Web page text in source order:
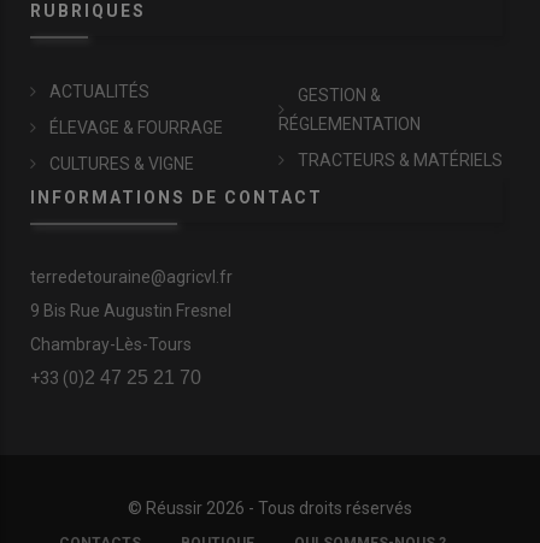
RUBRIQUES
ACTUALITÉS
ÉLEVAGE & FOURRAGE
CULTURES & VIGNE
GESTION &
RÉGLEMENTATION
TRACTEURS & MATÉRIELS
INFORMATIONS DE CONTACT
terredetouraine@agricvl.fr
9 Bis Rue Augustin Fresnel
Chambray-Lès-Tours
+33 (0)2 47 25 21 70
© Réussir 2026 - Tous droits réservés
FOOTER